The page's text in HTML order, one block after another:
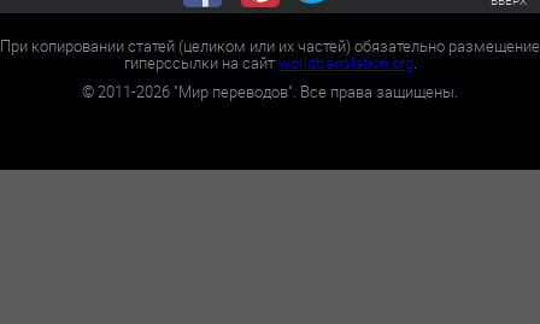
При копировании статей (целиком или их частей) обязательно размещение
гиперссылки на сайтworldtranslation.org.
©2011-2026 "Мир переводов". Все права защищены.